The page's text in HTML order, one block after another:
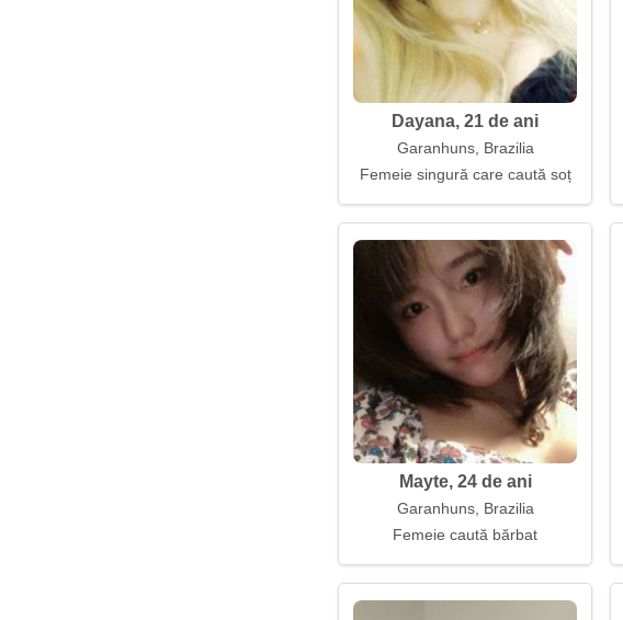
Dayana, 21 de ani
Garanhuns, Brazilia
Femeie singură care caută soț
Mayte, 24 de ani
Garanhuns, Brazilia
Femeie caută bărbat